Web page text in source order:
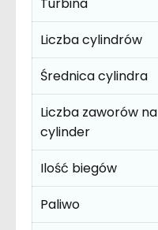
Liczba cylindrów
Średnica cylindra
Liczba zaworów na
cylinder
Ilość biegów
Paliwo